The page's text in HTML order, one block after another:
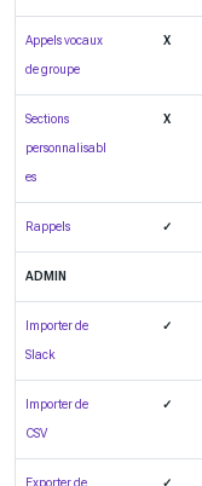
Appels vocaux
de groupe
X
Sections
personnalisabl
es
X
Rappels ✓
ADMIN
Importer de
Slack
✓
Importer de
CSV
✓